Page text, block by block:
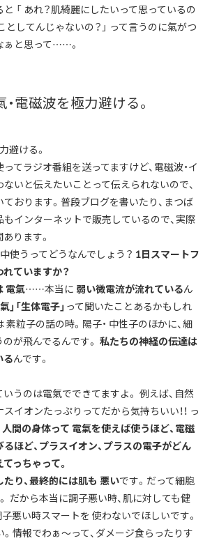
「 あれ？肌綺麗にしたいって思っているの
としてんじゃないの？」 って言うのに氣がつ
ぁと思って……。
電磁波を極力避ける。
避ける。
てラジオ番組を送ってますけど、電磁波・イ
いと伝えたいことって伝えられないので、
おります。普段ブログを書いたり、まつば
インターネットで販売しているので、実際
ります。
使うってどうなんでしょう？ 1日スマートフ
ていますか？
電氣……本当に 弱い微電流が流れているん
」「生体電子」 って聞いたことあるかもしれ
素粒子の話の時。陽子・ 中性子のほかに、細
が飛んでるんです。 私たちの神経の伝達は
るんです。
うのは電氣でできてますよ。 例えば、自然
イオンたっぷりってだから気持ちいい！！ っ
人間の身体って 電氣を使えば使うほど、電磁
ほど、プラスイオン、プラスの電子がどん
っちゃって。
り、最終的には肌も 悪いです。だって細胞
だから本当に調子悪い時、肌に対しても健
悪い時スマートを 使わないでほしいです。
。情報でわぁ～って、ダメージ食らったりす